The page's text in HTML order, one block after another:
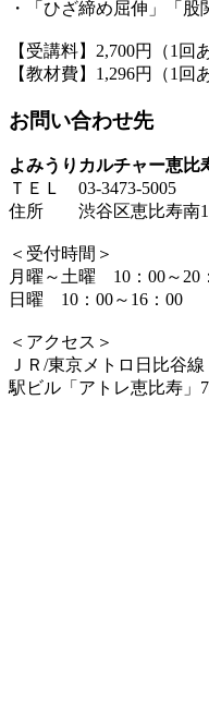
・「ひざ締め屈伸」「
【受講料】2,700円（1回
【教材費】1,296円（1回
お問い合わせ先
よみうりカルチャー恵比
ＴＥＬ 03-3473-5005
住所 渋谷区恵比寿南
＜受付時間＞
月曜～土曜 10：00～20
日曜 10：00～16：00
＜アクセス＞
ＪＲ/東京メトロ日比谷線
駅ビル「アトレ恵比寿」